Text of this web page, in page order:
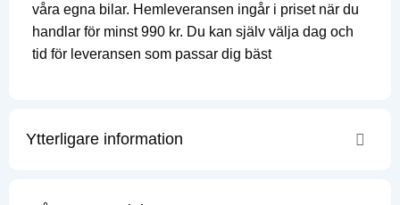
våra egna bilar. Hemleveransen ingår i priset när du
handlar för minst 990 kr. Du kan själv välja dag och
tid för leveransen som passar dig bäst
Ytterligare information